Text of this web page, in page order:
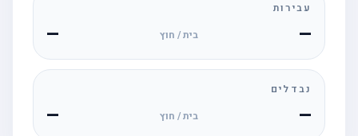
עבירות
— בית / חוץ —
נבדלים
— בית / חוץ —